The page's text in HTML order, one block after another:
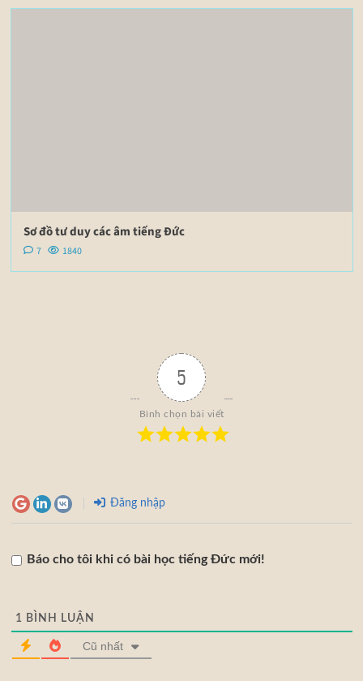
Sơ đồ tư duy các âm tiếng Đức
7 1840
5
Bình chọn bài viết
Đăng nhập
Báo cho tôi khi có bài học tiếng Đức mới!
1 BÌNH LUẬN
Cũ nhất